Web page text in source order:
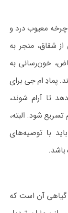
معیوب درد و
شقاق، منجر به
خون‌رسانی به
پمادِ ام جی برای
تا آرام شوند،
تسریع شود. البته،
با توصیه‌های
باشد.
گیاهی آن است که